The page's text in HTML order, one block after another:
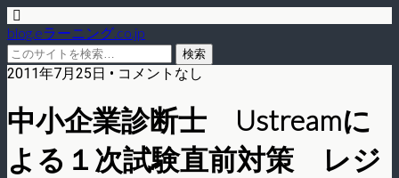
blog.eラーニング.co.jp
2011年7月25日 • コメントなし
中小企業診断士 Ustreamに
よる１次試験直前対策 レジ